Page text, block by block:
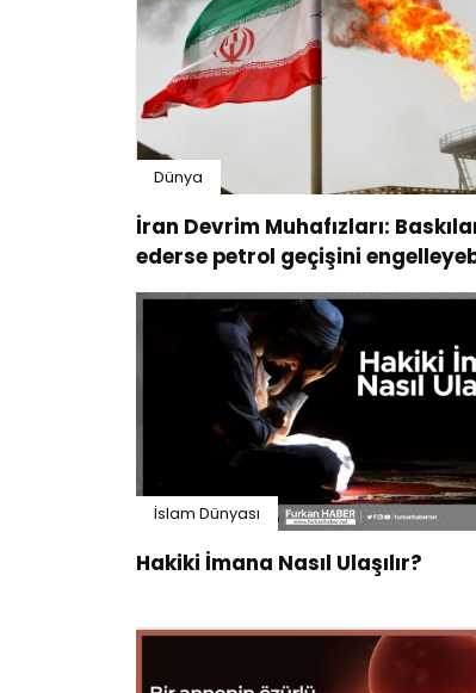
Dünya
İran Devrim Muhafızları:
ederse petrol geçişini
İslam Dünyası
Hakiki İmana Nasıl Ulaşılır?